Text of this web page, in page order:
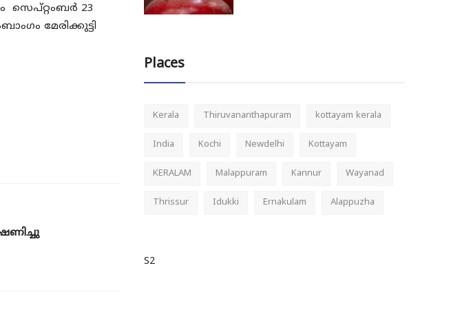
സെപ്റ്റംബർ 23
മേരിക്കുട്ടി
Places
Kerala Thiruvananthapuram kottayam kerala
India Kochi Newdelhi Kottayam
KERALAM Malappuram Kannur Wayanad
Thrissur Idukki Ernakulam Alappuzha
S2